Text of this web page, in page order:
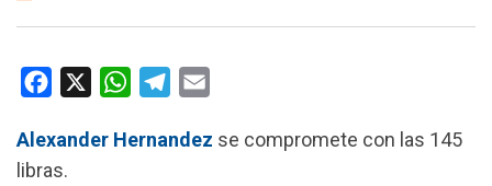
c
e
W
a
l
a
Alexander Hernandez se compromete con las 145
libras.